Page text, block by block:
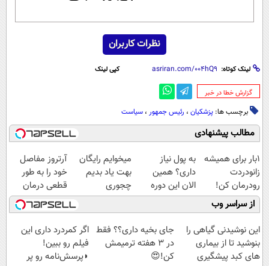
نظرات کاربران
لینک کوتاه: کپی لینک
‌گزارش خطا در خبر
برچسب ها: پزشکیان ، رئیس جمهور ، سیاست
مطالب پیشنهادی
1بار برای همیشه
زانودردت
رودرمان کن!
(تکنولوژی آلمان)
◂پرسشنامه▸
به پول نیاز
داری؟ همین
الان این دوره
رایگان رو شرکت
کن تا دیر نشده!
میخوایم رایگان
بهت یاد بدیم
چجوری
پولدارشی! باور
نداری امتحانش
مجانیه
آرتروز مفاصل
خود را به طور
قطعی درمان
کنید!
◗پرسش‌نامه◖
از سراسر وب
این نوشیدنی گیاهی را
بنوشید تا از بیماری
های کبد پیشگیری
جای بخیه داری؟؟ فقط
در 3 هفته ترمیمش
کن!😍
اگر کمردرد داری این
فیلم رو ببین!
◗پرسش‌نامه رو پر